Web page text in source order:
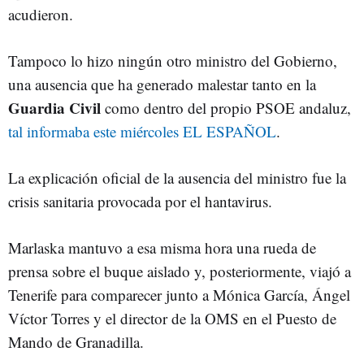
acudieron.
Tampoco lo hizo ningún otro ministro del Gobierno,
una ausencia que ha generado malestar tanto en la
Guardia Civil como dentro del propio PSOE andaluz,
tal informaba este miércoles EL ESPAÑOL.
La explicación oficial de la ausencia del ministro fue la
crisis sanitaria provocada por el hantavirus.
Marlaska mantuvo a esa misma hora una rueda de
prensa sobre el buque aislado y, posteriormente, viajó a
Tenerife para comparecer junto a Mónica García, Ángel
Víctor Torres y el director de la OMS en el Puesto de
Mando de Granadilla.